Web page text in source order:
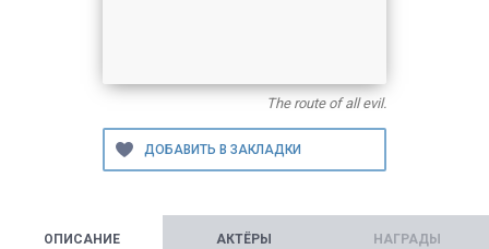
The route of all evil.
ОПИСАНИЕ АКТЁРЫ НАГРАДЫ